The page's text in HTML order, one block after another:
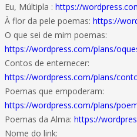
Eu, Múltipla : https://
À flor da pele poemas: https://
O que sei de mim poemas:
https://wordpress.com/plans/
Contos de enternecer:
https://wordpress.com/plans/
Poemas que empoderam:
https://wordpress.com/plans/
Poemas da Alma: https://
Nome do link: